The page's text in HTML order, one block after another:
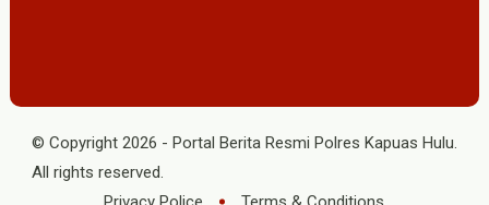
© Copyright 2026 - Portal Berita Resmi Polres Kapuas Hulu.
All rights reserved.